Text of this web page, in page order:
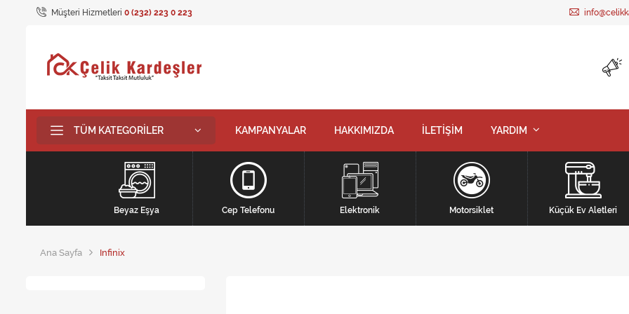
Müşteri Hizmetleri 0 (232) 223 0 223
TÜM KATEGORILER KAMPANYALAR HAKKIMIZDA İLETİŞİM YARDIM
Beyaz Eşya Cep Telefonu Elektronik Motorsiklet Küçük Ev Aletleri
Ana Sayfa Infinix